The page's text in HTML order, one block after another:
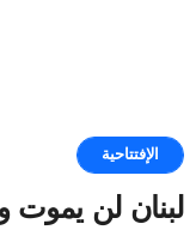
الإفتتاحية
لبنان لن يموت